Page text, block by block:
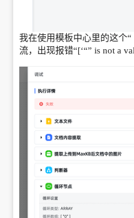
我在使用模板中心里的这个
流，出现报错“[‘“” is not a